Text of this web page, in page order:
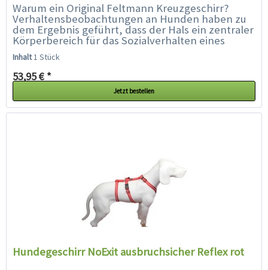
Warum ein Original Feltmann Kreuzgeschirr?
Verhaltensbeobachtungen an Hunden haben zu
dem Ergebnis geführt, dass der Hals ein zentraler
Körperbereich für das Sozialverhalten eines
Hundes ist. Der Hals ist...
Inhalt1 Stück
53,95 € *
Jetzt bestellen
Hundegeschirr NoExit ausbruchsicher Reflex rot